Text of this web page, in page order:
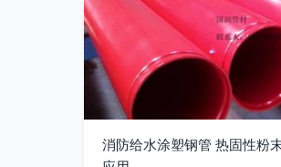
消防给水涂塑钢管 热固性粉